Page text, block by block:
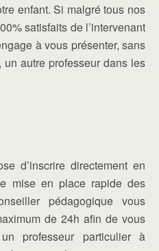
enfant. Si malgré tous nos
satisfaits de l’intervenant
à vous présenter, sans
autre professeur dans les
d’inscrire directement en
mise en place rapide des
pédagogique vous
de 24h afin de vous
professeur particulier à